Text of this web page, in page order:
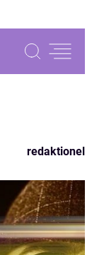
redaktionel